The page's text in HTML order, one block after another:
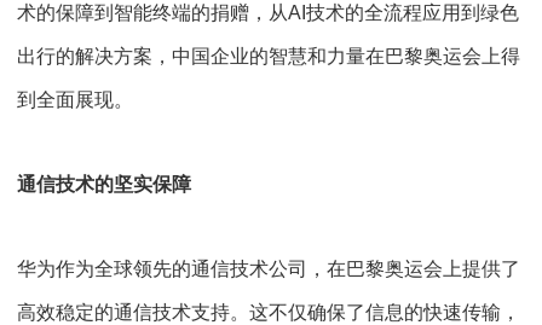
术的保障到智能终端的捐赠，从AI 技术的全流程应用到绿色
出行的解决方案，中国企业的智慧和力量在巴黎奥运会上得
到全面展现。
通信技术的坚实保障
华为作为全球领先的通信技术公司，在巴黎奥运会上提供了
高效稳定的通信技术支持。这不仅确保了信息的快速传输，